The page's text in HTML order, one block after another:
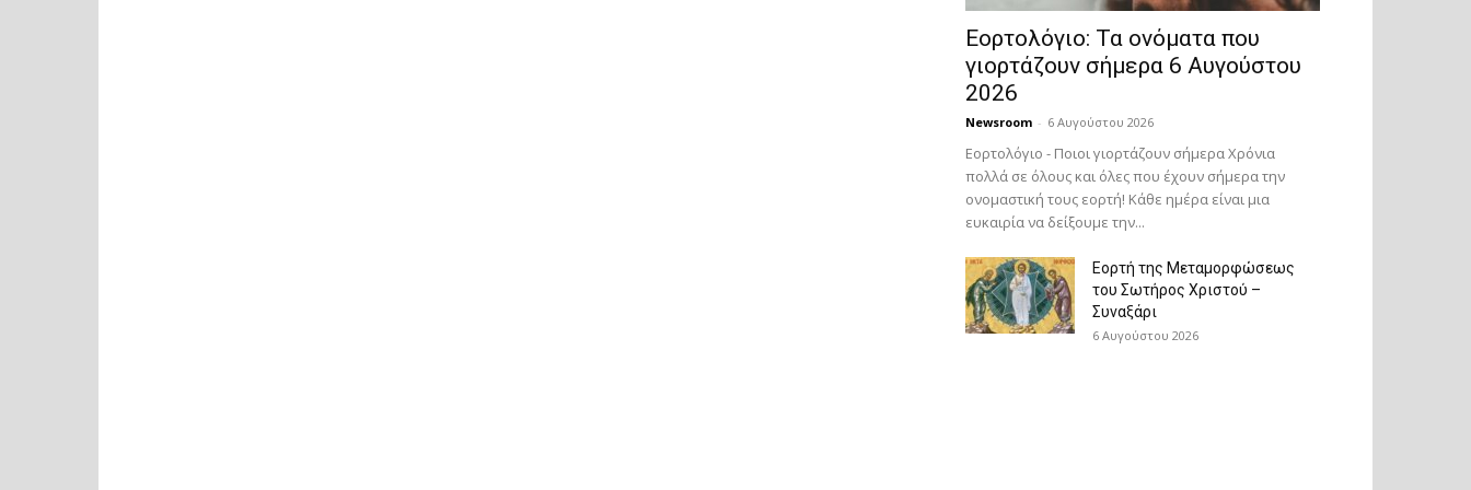
Εορτολόγιο: Τα ονόματα που
γιορτάζουν σήμερα 6 Αυγούστου
2026
Newsroom - 6 Αυγούστου 2026
Εορτολόγιο - Ποιοι γιορτάζουν σήμερα Χρόνια
πολλά σε όλους και όλες που έχουν σήμερα την
ονομαστική τους εορτή! Κάθε ημέρα είναι μια
ευκαιρία να δείξουμε την...
Εορτή της Μεταμορφώσεως
του Σωτήρος Χριστού –
Συναξάρι
6 Αυγούστου 2026